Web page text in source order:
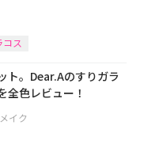
コス
ト。Dear.Aのすりガラ
全色レビュー！
イク